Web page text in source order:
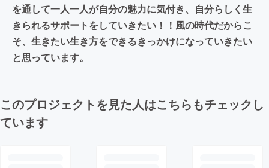
を通して一人一人が自分の魅力に気付き、自分らしく生
きられるサポートをしていきたい！！風の時代だからこ
そ、生きたい生き方をできるきっかけになっていきたい
と思っています。
このプロジェクトを見た人はこちらもチェックし
ています